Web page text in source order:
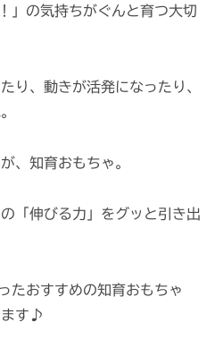
」の気持ちがぐんと育つ大切
り、動きが活発になったり、
、知育おもちゃ。
「伸びる力」をグッと引き出
たおすすめの知育おもちゃ
ます♪